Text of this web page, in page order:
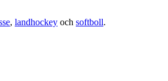
, landhockey och softboll.